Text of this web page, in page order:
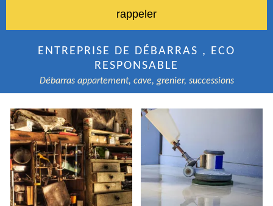
ENTREPRISE DE DÉBARRAS , ECO
RESPONSABLE
Débarras appartement, cave, grenier, successions